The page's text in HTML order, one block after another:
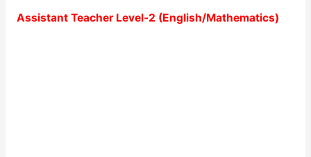
Assistant Teacher Level-2 (English/Mathematics)